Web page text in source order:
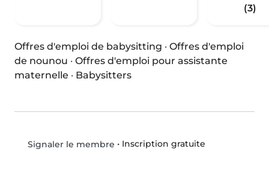
(3)
Offres d'emploi de babysitting · Offres d'emploi
de nounou · Offres d'emploi pour assistante
maternelle · Babysitters
Signaler le membre • Inscription gratuite